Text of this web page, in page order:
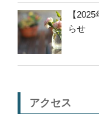
【
らせ
アクセス